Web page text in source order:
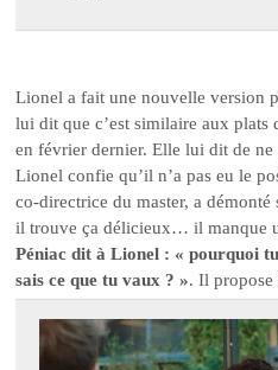
Lionel a fait une nouvelle version
lui dit que c’est similaire aux plats
en février dernier. Elle lui dit de ne
Lionel confie qu’il n’a pas eu le
co-directrice du master, a
il trouve ça délicieux… il manque
Péniac dit à Lionel : « pourquoi
sais ce que tu vaux ? ». Il propose